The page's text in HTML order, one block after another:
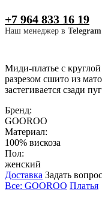
+7 964 833 16 19
Наш менеджер в Telegram
Миди-платье с
разрезом сшито из
застегивается сзади
Бренд:
GOOROO
Материал:
100% вискоза
Пол:
женский
Доставка Задать
Все: GOOROO Платья